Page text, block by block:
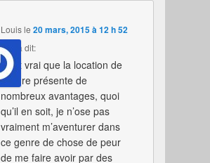
Louisle20 mars, 2015 à 12 h 52
min
a dit:
Il est vrai que la location de
voiture présente de
nombreux avantages, quoi
qu’il en soit, je n’ose pas
vraiment m’aventurer dans
ce genre de chose de peur
de me faire avoir par des